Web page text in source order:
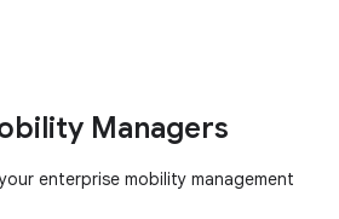
Managers
enterprise mobility management